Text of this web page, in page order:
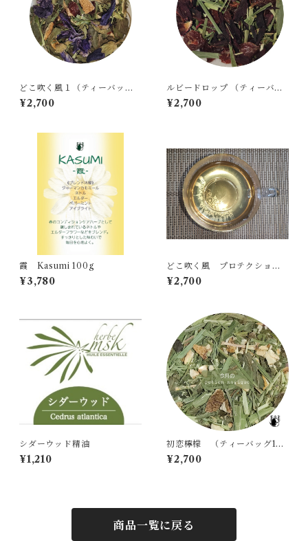
どこ吹く風１（ティーバッグ1
0包入り）
¥2,700
ルビードロップ （ティーバッ
グ10包入り）
¥2,700
霞 Kasumi 100g
¥3,780
どこ吹く風 プロテクション2
（ティーバッグ10包入り）
¥2,700
シダーウッド精油
¥1,210
初恋檸檬 （ティーバッグ10
包入り）
¥2,700
商品一覧に戻る